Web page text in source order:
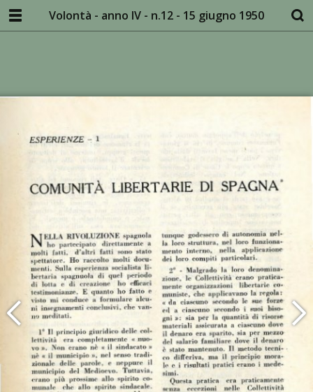
Volontà - anno IV - n.12 - 15 giugno 1950